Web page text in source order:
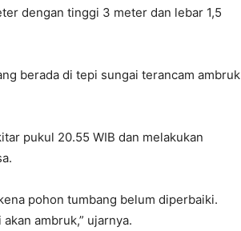
dengan tinggi 3 meter dan lebar 1,5
berada di tepi sungai terancam ambruk
pukul 20.55 WIB dan melakukan
pohon tumbang belum diperbaiki.
ambruk,” ujarnya.